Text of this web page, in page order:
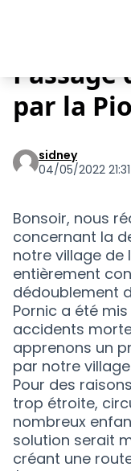
Passage
par la
sidney
04/05/2022 21:31
Bonsoir, nous
concernant la
notre village de
entièrement
dédoublement
Pornic a été
accidents
apprenons un
par notre
Pour des
trop étroite,
nombreux
solution serait
créant une